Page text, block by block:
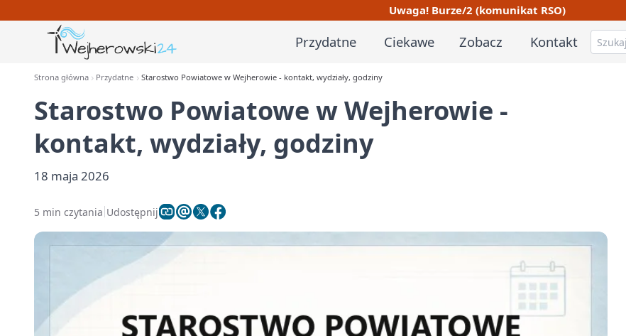
Uwaga! Burze/2 (komunikat RSO)
Przydatne Ciekawe Zobacz Kontakt
Strona główna Przydatne Starostwo Powiatowe w Wejherowie - kontakt, wydziały, godziny
Starostwo Powiatowe w Wejherowie -
kontakt, wydziały, godziny
18 maja 2026
5 min czytania Udostępnij